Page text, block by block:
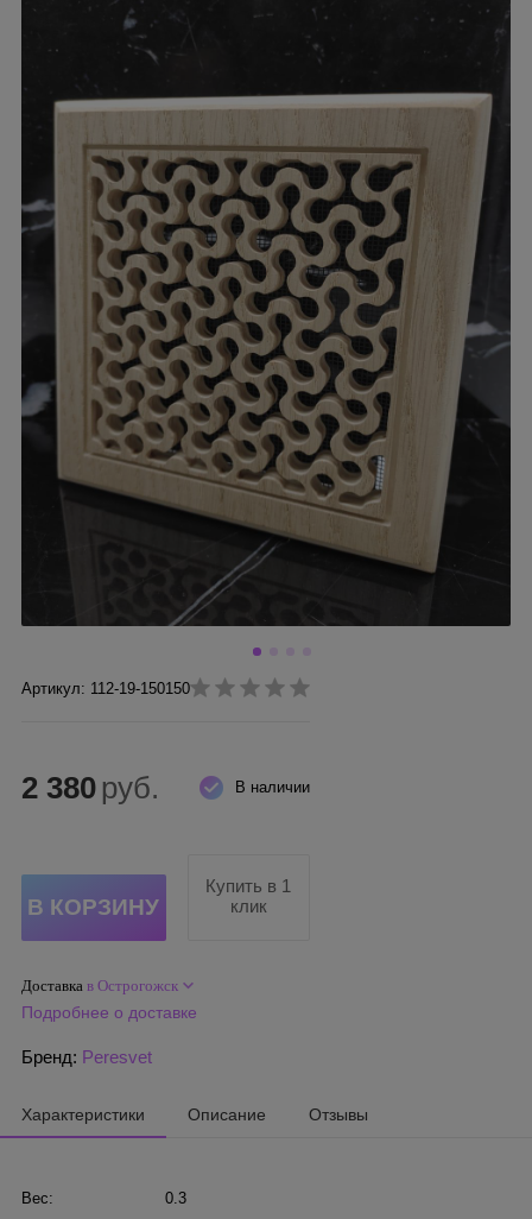
Артикул: 112-19-150150
В наличии
2 380 руб.
Купить в 1
клик
Доставка в Острогожск
Подробнее о доставке
Бренд: Peresvet
Характеристики Описание Отзывы
Вес: 0.3